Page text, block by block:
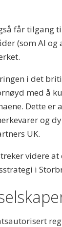
får tilgang
(som AI
i det
med å
Dette er
og
UK.
videre
i